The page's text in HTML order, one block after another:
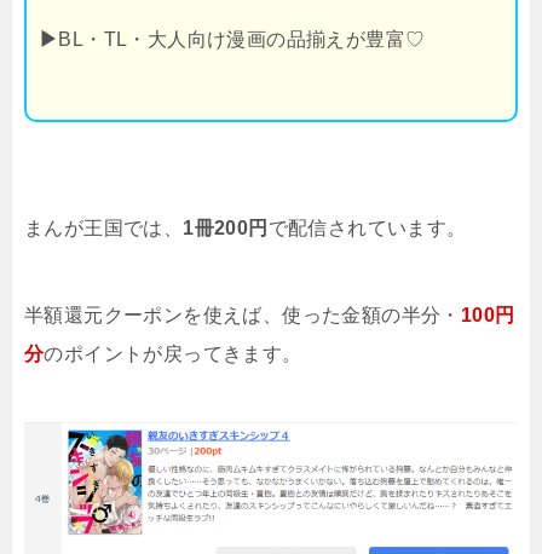
▶ BL・TL・大人向け漫画の品揃えが豊富♡
まんが王国では、 1冊200円 で配信されています。
半額還元クーポンを使えば、使った金額の半分・ 100円
分のポイントが戻ってきます。